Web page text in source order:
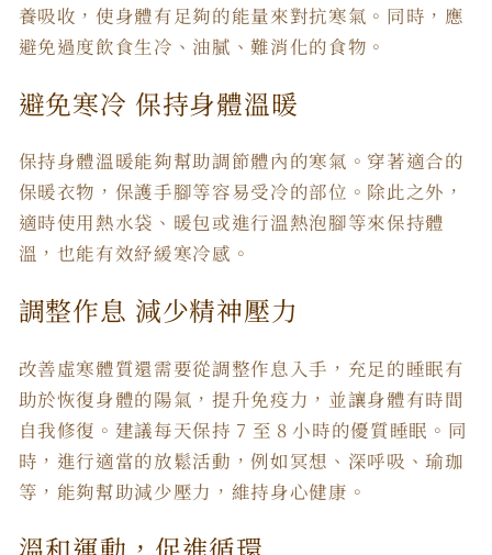
養吸收，使身體有足夠的能量來對抗寒氣。同時，應
避免過度飲食生冷、油膩、難消化的食物。
避免寒冷 保持身體溫暖
保持身體溫暖能夠幫助調節體內的寒氣。穿著適合的
保暖衣物，保護手腳等容易受冷的部位。除此之外，
適時使用熱水袋、暖包或進行溫熱泡腳等來保持體
溫，也能有效紓緩寒冷感。
調整作息 減少精神壓力
改善虛寒體質還需要從調整作息入手，充足的睡眠有
助於恢復身體的陽氣，提升免疫力，並讓身體有時間
自我修復。建議每天保持 7 至 8 小時的優質睡眠。同
時，進行適當的放鬆活動，例如冥想、深呼吸、瑜珈
等，能夠幫助減少壓力，維持身心健康。